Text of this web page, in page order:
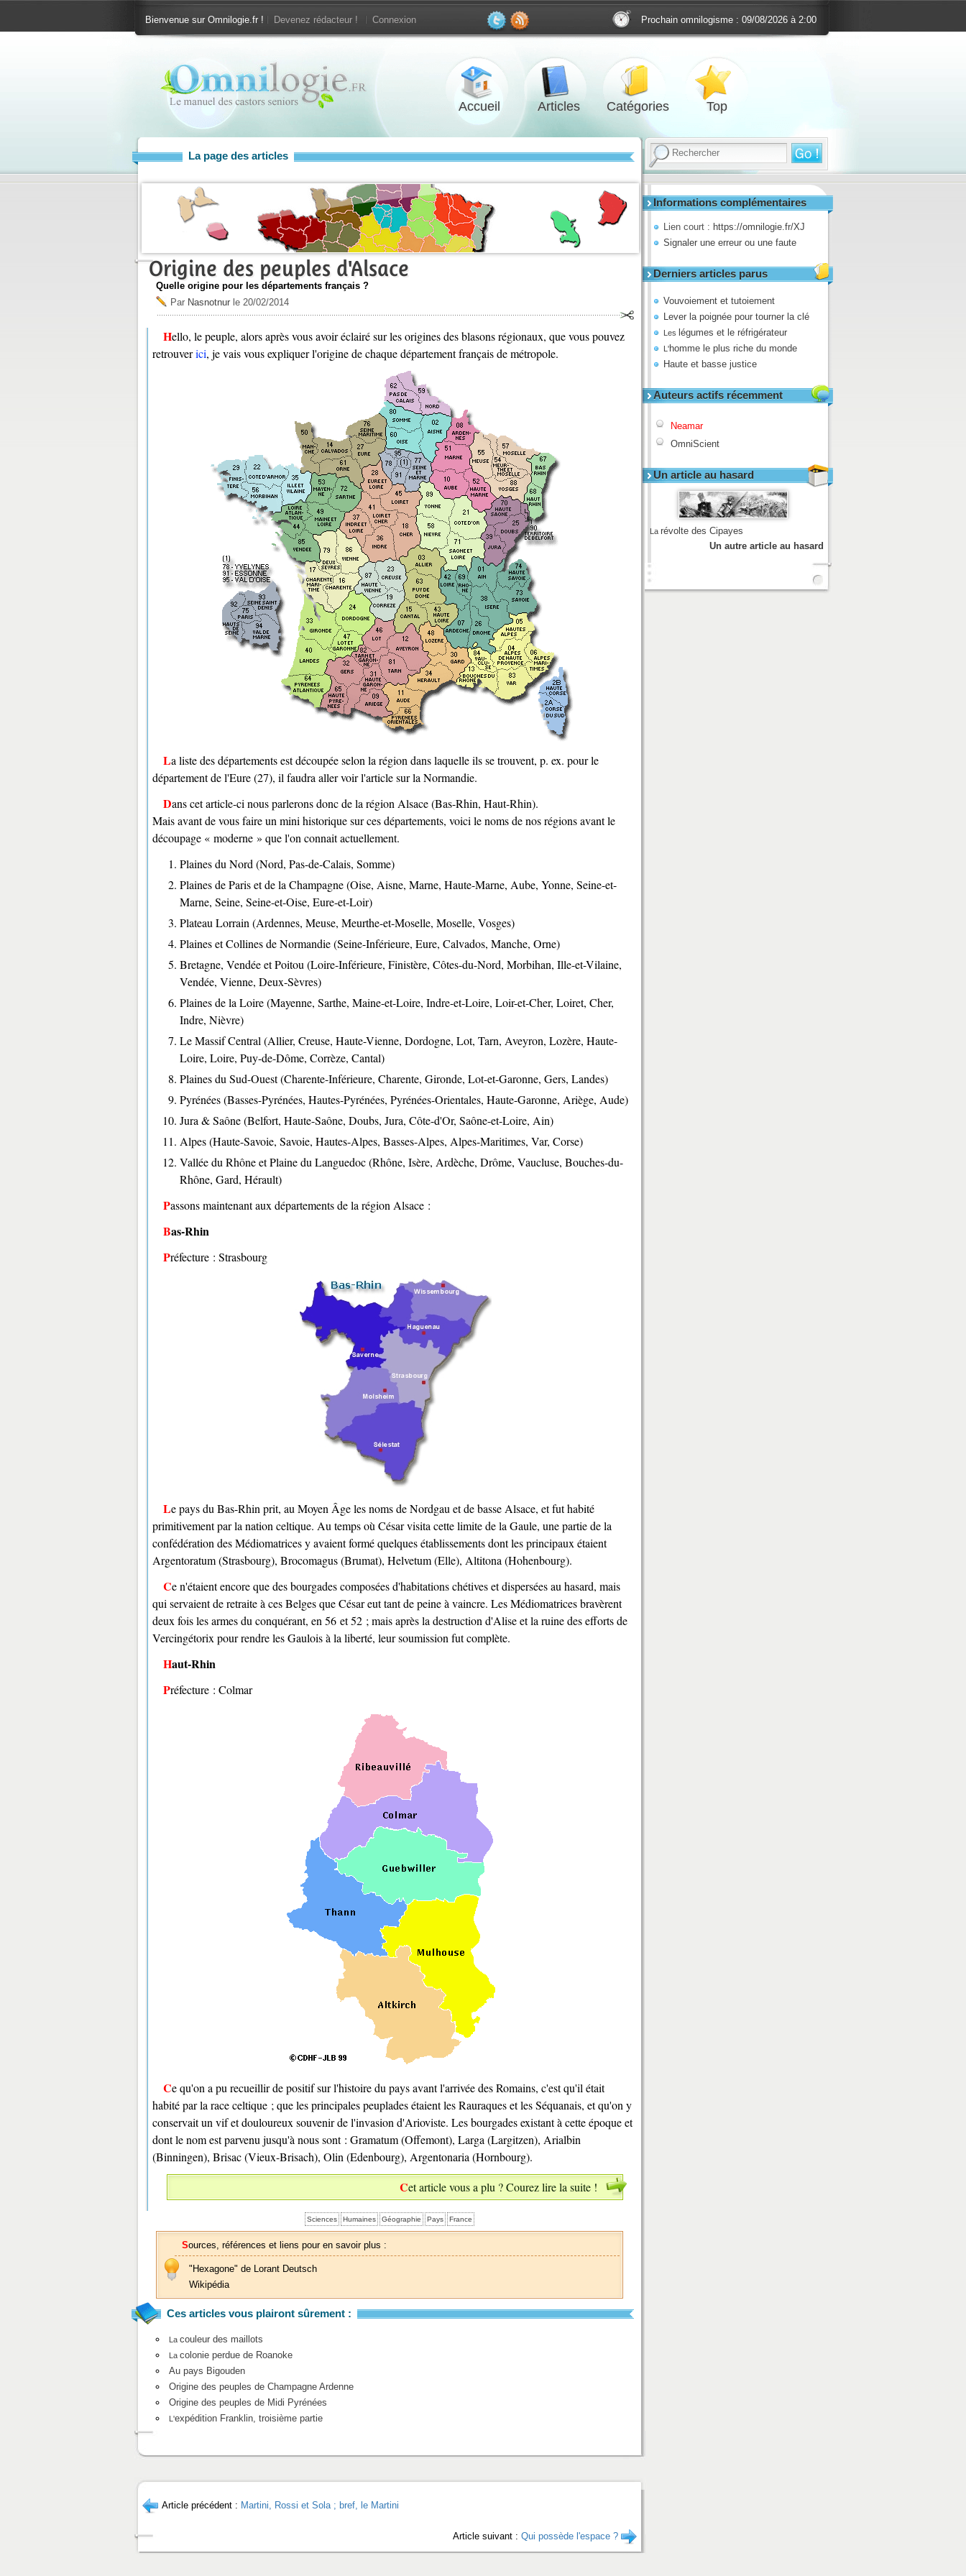
Bienvenue sur Omnilogie.fr ! Devenez rédacteur ! Connexion Prochain omnilogisme : 09/08/2026 à 2:00
Accueil Articles Catégories Top
Informations complémentaires
Lien court : https://omnilogie.fr/XJ
Signaler une erreur ou une faute
Derniers articles parus
Vouvoiement et tutoiement
Lever la poignée pour tourner la clé
Les légumes et le réfrigérateur
L'homme le plus riche du monde
Haute et basse justice
Auteurs actifs récemment
Neamar
OmniScient
Un article au hasard
La révolte des Cipayes
Un autre article au hasard
La page des articles
Origine des peuples d'Alsace
Quelle origine pour les départements français ?
Par Nasnotnur le 20/02/2014
Hello, le peuple, alors après vous avoir éclairé sur les origines des blasons régionaux, que vous pouvez
retrouverici, je vais vous expliquer l'origine de chaque département français de métropole.
La liste des départements est découpée selon la région dans laquelle ils se trouvent, p. ex. pour le
département de l'Eure (27), il faudra aller voir l'article sur la Normandie.
Dans cet article-ci nous parlerons donc de la région Alsace (Bas-Rhin, Haut-Rhin).
Mais avant de vous faire un mini historique sur ces départements, voici le noms de nos régions avant le
découpage « moderne » que l'on connait actuellement.
Plaines du Nord (Nord, Pas-de-Calais, Somme)
Plaines de Paris et de la Champagne (Oise, Aisne, Marne, Haute-Marne, Aube, Yonne, Seine-et-
Marne, Seine, Seine-et-Oise, Eure-et-Loir)
Plateau Lorrain (Ardennes, Meuse, Meurthe-et-Moselle, Moselle, Vosges)
Plaines et Collines de Normandie (Seine-Inférieure, Eure, Calvados, Manche, Orne)
Bretagne, Vendée et Poitou (Loire-Inférieure, Finistère, Côtes-du-Nord, Morbihan, Ille-et-Vilaine,
Vendée, Vienne, Deux-Sèvres)
Plaines de la Loire (Mayenne, Sarthe, Maine-et-Loire, Indre-et-Loire, Loir-et-Cher, Loiret, Cher,
Indre, Nièvre)
Le Massif Central (Allier, Creuse, Haute-Vienne, Dordogne, Lot, Tarn, Aveyron, Lozère, Haute-
Loire, Loire, Puy-de-Dôme, Corrèze, Cantal)
Plaines du Sud-Ouest (Charente-Inférieure, Charente, Gironde, Lot-et-Garonne, Gers, Landes)
Pyrénées (Basses-Pyrénées, Hautes-Pyrénées, Pyrénées-Orientales, Haute-Garonne, Ariège, Aude)
Jura & Saône (Belfort, Haute-Saône, Doubs, Jura, Côte-d'Or, Saône-et-Loire, Ain)
Alpes (Haute-Savoie, Savoie, Hautes-Alpes, Basses-Alpes, Alpes-Maritimes, Var, Corse)
Vallée du Rhône et Plaine du Languedoc (Rhône, Isère, Ardèche, Drôme, Vaucluse, Bouches-du-
Rhône, Gard, Hérault)
Passons maintenant aux départements de la région Alsace :
Bas-Rhin
Préfecture : Strasbourg
Le pays du Bas-Rhin prit, au Moyen Âge les noms de Nordgau et de basse Alsace, et fut habité
primitivement par la nation celtique. Au temps où César visita cette limite de la Gaule, une partie de la
confédération des Médiomatrices y avaient formé quelques établissements dont les principaux étaient
Argentoratum (Strasbourg), Brocomagus (Brumat), Helvetum (Elle), Altitona (Hohenbourg).
Ce n'étaient encore que des bourgades composées d'habitations chétives et dispersées au hasard, mais
qui servaient de retraite à ces Belges que César eut tant de peine à vaincre. Les Médiomatrices bravèrent
deux fois les armes du conquérant, en 56 et 52 ; mais après la destruction d'Alise et la ruine des efforts de
Vercingétorix pour rendre les Gaulois à la liberté, leur soumission fut complète.
Haut-Rhin
Préfecture : Colmar
Ce qu'on a pu recueillir de positif sur l'histoire du pays avant l'arrivée des Romains, c'est qu'il était
habité par la race celtique ; que les principales peuplades étaient les Rauraques et les Séquanais, et qu'on y
conservait un vif et douloureux souvenir de l'invasion d'Arioviste. Les bourgades existant à cette époque et
dont le nom est parvenu jusqu'à nous sont : Gramatum (Offemont), Larga (Largitzen), Arialbin
(Binningen), Brisac (Vieux-Brisach), Olin (Edenbourg), Argentonaria (Hornbourg).
Cet article vous a plu ? Courez lire la suite !
Sciences Humaines Géographie Pays France
Sources, références et liens pour en savoir plus :
"Hexagone" de Lorant Deutsch
Wikipédia
Ces articles vous plairont sûrement :
La couleur des maillots
La colonie perdue de Roanoke
Au pays Bigouden
Origine des peuples de Champagne Ardenne
Origine des peuples de Midi Pyrénées
L'expédition Franklin, troisième partie
Article précédent : Martini, Rossi et Sola ; bref, le Martini
Article suivant : Qui possède l'espace ?